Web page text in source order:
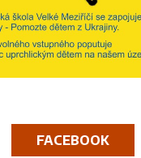
FACEBOOK